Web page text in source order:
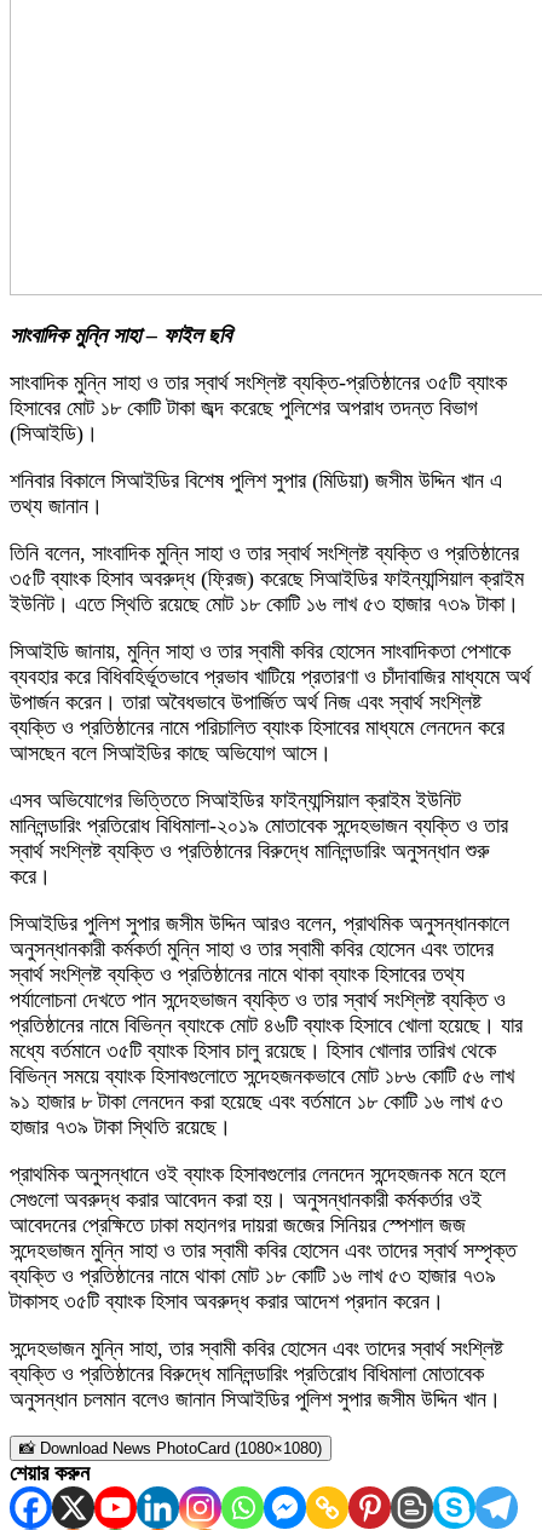
সাংবাদিক মুন্নি সাহা – ফাইল ছবি
সাংবাদিক মুন্নি সাহা ও তার স্বার্থ সংশ্লিষ্ট ব্যক্তি-প্রতিষ্ঠানের ৩৫টি ব্যাংক
হিসাবের মোট ১৮ কোটি টাকা জব্দ করেছে পুলিশের অপরাধ তদন্ত বিভাগ
(সিআইডি)।
শনিবার বিকালে সিআইডির বিশেষ পুলিশ সুপার (মিডিয়া) জসীম উদ্দিন খান এ
তথ্য জানান।
তিনি বলেন, সাংবাদিক মুন্নি সাহা ও তার স্বার্থ সংশ্লিষ্ট ব্যক্তি ও প্রতিষ্ঠানের
৩৫টি ব্যাংক হিসাব অবরুদ্ধ (ফ্রিজ) করেছে সিআইডির ফাইন্যান্সিয়াল ক্রাইম
ইউনিট। এতে স্থিতি রয়েছে মোট ১৮ কোটি ১৬ লাখ ৫৩ হাজার ৭৩৯ টাকা।
সিআইডি জানায়, মুন্নি সাহা ও তার স্বামী কবির হোসেন সাংবাদিকতা পেশাকে
ব্যবহার করে বিধিবহির্ভূতভাবে প্রভাব খাটিয়ে প্রতারণা ও চাঁদাবাজির মাধ্যমে অর্থ
উপার্জন করেন। তারা অবৈধভাবে উপার্জিত অর্থ নিজ এবং স্বার্থ সংশ্লিষ্ট
ব্যক্তি ও প্রতিষ্ঠানের নামে পরিচালিত ব্যাংক হিসাবের মাধ্যমে লেনদেন করে
আসছেন বলে সিআইডির কাছে অভিযোগ আসে।
এসব অভিযোগের ভিত্তিতে সিআইডির ফাইন্যান্সিয়াল ক্রাইম ইউনিট
মানিলন্ডারিং প্রতিরোধ বিধিমালা-২০১৯ মোতাবেক সন্দেহভাজন ব্যক্তি ও তার
স্বার্থ সংশ্লিষ্ট ব্যক্তি ও প্রতিষ্ঠানের বিরুদ্ধে মানিলন্ডারিং অনুসন্ধান শুরু
করে।
সিআইডির পুলিশ সুপার জসীম উদ্দিন আরও বলেন, প্রাথমিক অনুসন্ধানকালে
অনুসন্ধানকারী কর্মকর্তা মুন্নি সাহা ও তার স্বামী কবির হোসেন এবং তাদের
স্বার্থ সংশ্লিষ্ট ব্যক্তি ও প্রতিষ্ঠানের নামে থাকা ব্যাংক হিসাবের তথ্য
পর্যালোচনা দেখতে পান সন্দেহভাজন ব্যক্তি ও তার স্বার্থ সংশ্লিষ্ট ব্যক্তি ও
প্রতিষ্ঠানের নামে বিভিন্ন ব্যাংকে মোট ৪৬টি ব্যাংক হিসাবে খোলা হয়েছে। যার
মধ্যে বর্তমানে ৩৫টি ব্যাংক হিসাব চালু রয়েছে। হিসাব খোলার তারিখ থেকে
বিভিন্ন সময়ে ব্যাংক হিসাবগুলোতে সন্দেহজনকভাবে মোট ১৮৬ কোটি ৫৬ লাখ
৯১ হাজার ৮ টাকা লেনদেন করা হয়েছে এবং বর্তমানে ১৮ কোটি ১৬ লাখ ৫৩
হাজার ৭৩৯ টাকা স্থিতি রয়েছে।
প্রাথমিক অনুসন্ধানে ওই ব্যাংক হিসাবগুলোর লেনদেন সন্দেহজনক মনে হলে
সেগুলো অবরুদ্ধ করার আবেদন করা হয়। অনুসন্ধানকারী কর্মকর্তার ওই
আবেদনের প্রেক্ষিতে ঢাকা মহানগর দায়রা জজের সিনিয়র স্পেশাল জজ
সন্দেহভাজন মুন্নি সাহা ও তার স্বামী কবির হোসেন এবং তাদের স্বার্থ সম্পৃক্ত
ব্যক্তি ও প্রতিষ্ঠানের নামে থাকা মোট ১৮ কোটি ১৬ লাখ ৫৩ হাজার ৭৩৯
টাকাসহ ৩৫টি ব্যাংক হিসাব অবরুদ্ধ করার আদেশ প্রদান করেন।
সন্দেহভাজন মুন্নি সাহা, তার স্বামী কবির হোসেন এবং তাদের স্বার্থ সংশ্লিষ্ট
ব্যক্তি ও প্রতিষ্ঠানের বিরুদ্ধে মানিলন্ডারিং প্রতিরোধ বিধিমালা মোতাবেক
অনুসন্ধান চলমান বলেও জানান সিআইডির পুলিশ সুপার জসীম উদ্দিন খান।
📸 Download News PhotoCard (1080×1080)
শেয়ার করুন